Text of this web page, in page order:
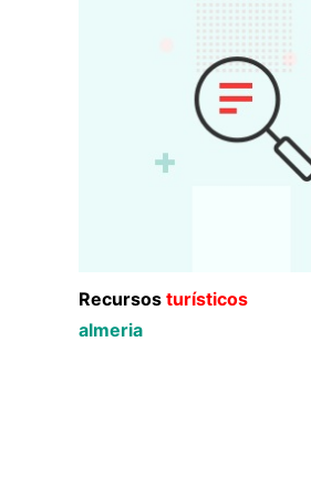
Recursos turísticos
almeria